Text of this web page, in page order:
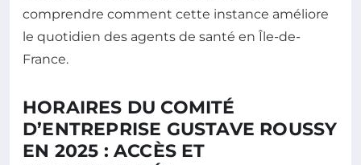
comprendre comment cette instance améliore
le quotidien des agents de santé en Île-de-
France.
HORAIRES DU COMITÉ
D’ENTREPRISE GUSTAVE ROUSSY
EN 2025 : ACCÈS ET